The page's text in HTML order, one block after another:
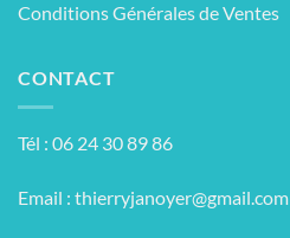
Conditions Générales de Ventes
CONTACT
Tél : 06 24 30 89 86
Email : thierryjanoyer@gmail.com